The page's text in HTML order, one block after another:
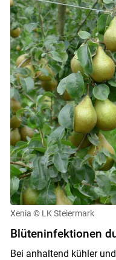
Xenia © LK Steiermark
Blüteninfektionen
Bei anhaltend kühler